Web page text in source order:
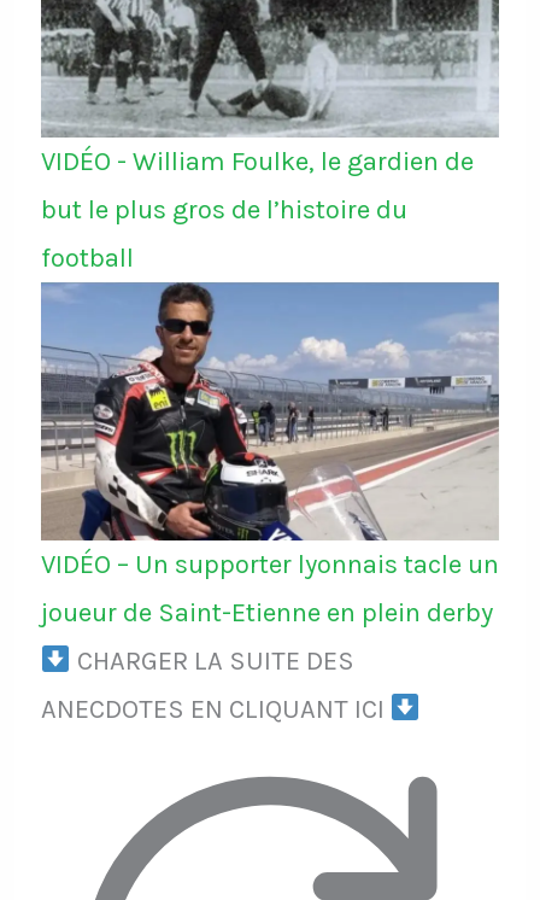
VIDÉO - William Foulke, le gardien de
but le plus gros de l’histoire du
football
VIDÉO – Un supporter lyonnais tacle un
joueur de Saint-Etienne en plein derby
CHARGER LA SUITE DES
ANECDOTES EN CLIQUANT ICI